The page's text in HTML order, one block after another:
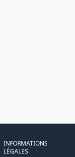
INFORMATIONS
LÉGALES